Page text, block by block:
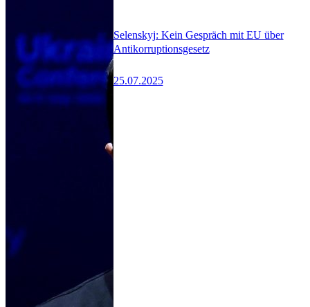
Selenskyj: Kein Gespräch mit EU über
Antikorruptionsgesetz
25.07.2025